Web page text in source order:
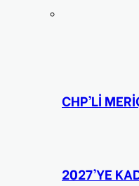
CHP’Lİ
2027’YE